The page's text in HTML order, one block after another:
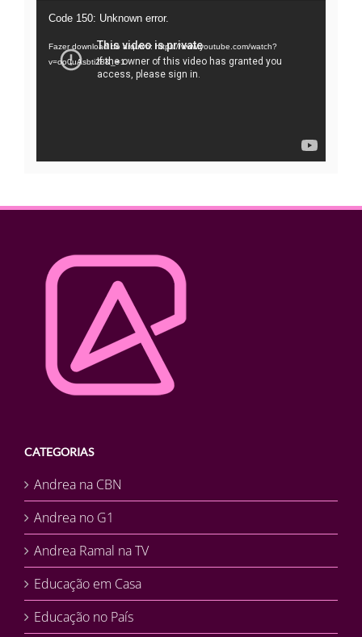
Tocador
vídeo
Code 150: Unknown error.
Fazer download do arquivo: https://www.youtube.com/watch?
v=oo0uAsbti28&_=1
CATEGORIAS
Andrea na CBN
Andrea no G1
Andrea Ramal na TV
Educação em Casa
Educação no País